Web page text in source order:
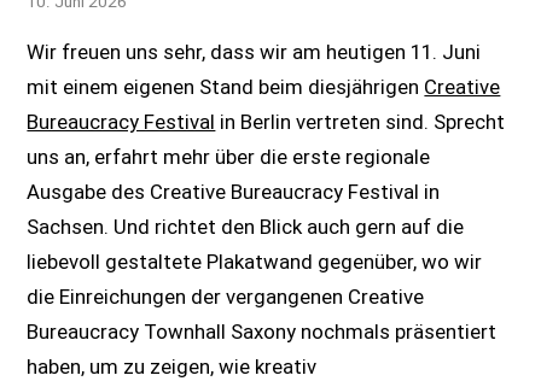
Wir freuen uns sehr, dass wir am heutigen 11. Juni
mit einem eigenen Stand beim diesjährigen Creative
Bureaucracy Festival in Berlin vertreten sind. Sprecht
uns an, erfahrt mehr über die erste regionale
Ausgabe des Creative Bureaucracy Festival in
Sachsen. Und richtet den Blick auch gern auf die
liebevoll gestaltete Plakatwand gegenüber, wo wir
die Einreichungen der vergangenen Creative
Bureaucracy Townhall Saxony nochmals präsentiert
haben, um zu zeigen, wie kreativ